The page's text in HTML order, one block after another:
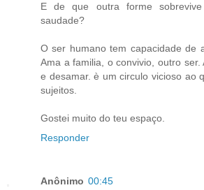
E de que outra forme
saudade?
O ser humano tem capacidade de
Ama a familia, o convivio, outro ser.
e desamar. è um circulo vicioso ao
sujeitos.
Gostei muito do teu espaço.
Responder
Anônimo 00:45